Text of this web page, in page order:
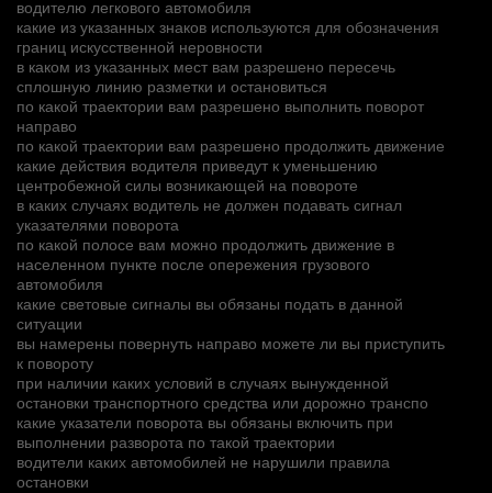
водителю легкового автомобиля
какие из указанных знаков используются для обозначения
границ искусственной неровности
в каком из указанных мест вам разрешено пересечь
сплошную линию разметки и остановиться
по какой траектории вам разрешено выполнить поворот
направо
по какой траектории вам разрешено продолжить движение
какие действия водителя приведут к уменьшению
центробежной силы возникающей на повороте
в каких случаях водитель не должен подавать сигнал
указателями поворота
по какой полосе вам можно продолжить движение в
населенном пункте после опережения грузового
автомобиля
какие световые сигналы вы обязаны подать в данной
ситуации
вы намерены повернуть направо можете ли вы приступить
к повороту
при наличии каких условий в случаях вынужденной
остановки транспортного средства или дорожно транспо
какие указатели поворота вы обязаны включить при
выполнении разворота по такой траектории
водители каких автомобилей не нарушили правила
остановки